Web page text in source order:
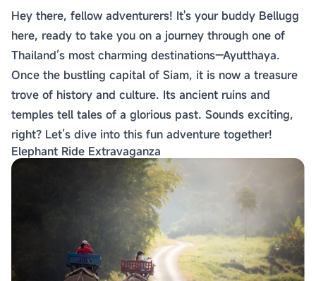
Hey there, fellow adventurers! It's your buddy Bellugg
here, ready to take you on a journey through one of
Thailand’s most charming destinations—Ayutthaya.
Once the bustling capital of Siam, it is now a treasure
trove of history and culture. Its ancient ruins and
temples tell tales of a glorious past. Sounds exciting,
right? Let’s dive into this fun adventure together!
Elephant Ride Extravaganza